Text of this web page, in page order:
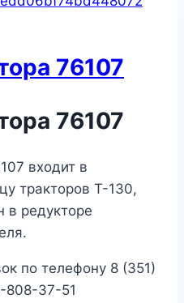
76107
76107
входит в
тракторов Т-130,
в редукторе
по телефону 8 (351)
808-37-51